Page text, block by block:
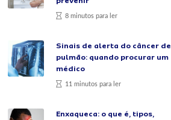
8 minutos para ler
Sinais de alerta do câncer de
pulmão: quando procurar um
médico
11 minutos para ler
Enxaqueca: o que é, tipos,